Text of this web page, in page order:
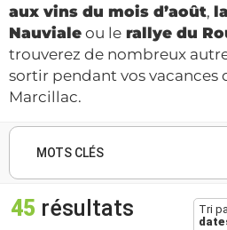
aux vins du mois d’août,
Nauviale ou le rallye du
trouverez de nombreux
sortir pendant vos vacances
Marcillac.
MOTS CLÉS
45 résultats
Tri